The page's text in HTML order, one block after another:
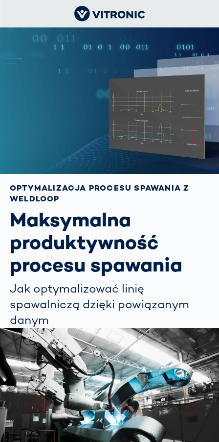
OPTYMALIZACJA PROCESU SPAWANIA Z
WELDLOOP
Maksymalna
produktywność
procesu spawania
Jak optymalizować linię
spawalniczą dzięki powiązanym
danym